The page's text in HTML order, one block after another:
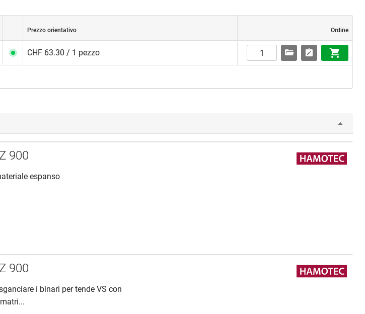
Prezzo orientativo Ordine
CHF 63.30 / 1 pezzo
900
espanso
900
i binari per tende VS con